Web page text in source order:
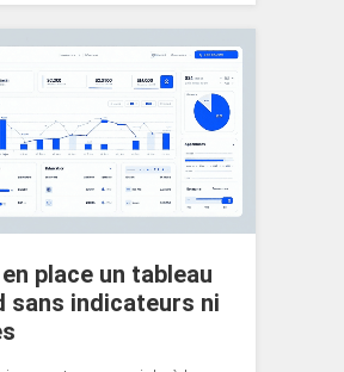
place un tableau
sans indicateurs ni